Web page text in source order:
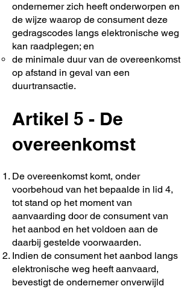
ondernemer zich heeft onderworpen en
de wijze waarop de consument deze
gedragscodes langs elektronische weg
kan raadplegen; en
de minimale duur van de overeenkomst
op afstand in geval van een
duurtransactie.
Artikel 5 - De
overeenkomst
De overeenkomst komt, onder
voorbehoud van het bepaalde in lid 4,
tot stand op het moment van
aanvaarding door de consument van
het aanbod en het voldoen aan de
daarbij gestelde voorwaarden.
Indien de consument het aanbod langs
elektronische weg heeft aanvaard,
bevestigt de ondernemer onverwijld